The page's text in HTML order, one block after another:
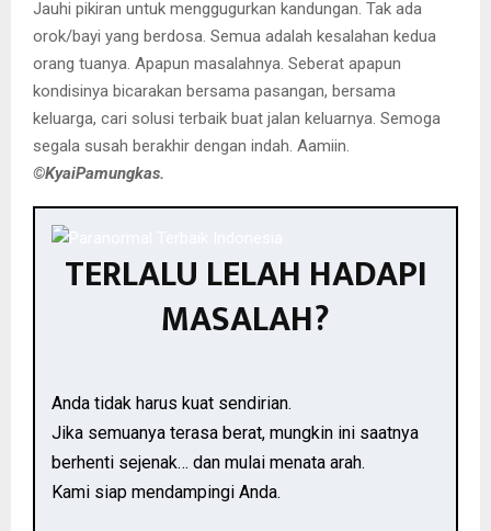
Jauhi pikiran untuk menggugurkan kandungan. Tak ada
orok/bayi yang berdosa. Semua adalah kesalahan kedua
orang tuanya. Apapun masalahnya. Seberat apapun
kondisinya bicarakan bersama pasangan, bersama
keluarga, cari solusi terbaik buat jalan keluarnya. Semoga
segala susah berakhir dengan indah. Aamiin.
©️KyaiPamungkas.
TERLALU LELAH HADAPI
MASALAH?
Anda tidak harus kuat sendirian.
Jika semuanya terasa berat, mungkin ini saatnya
berhenti sejenak… dan mulai menata arah.
Kami siap mendampingi Anda.